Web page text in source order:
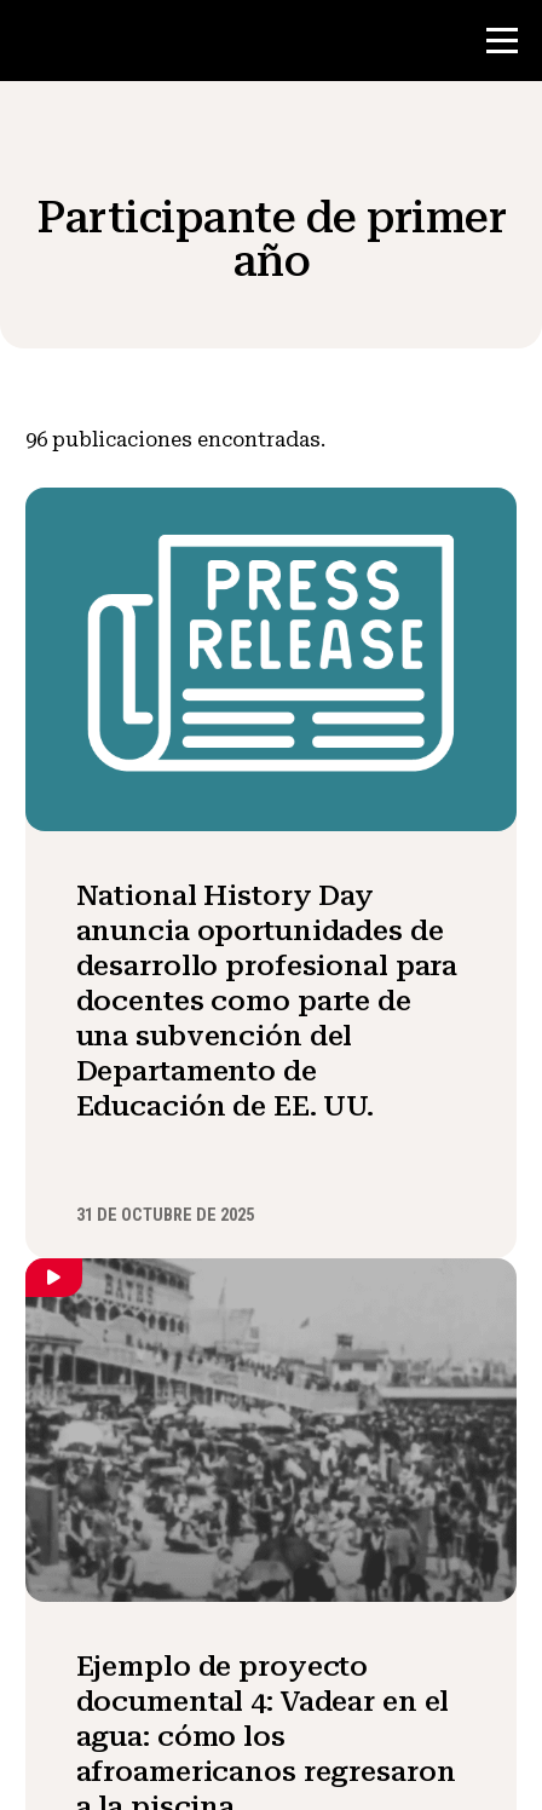
Recursos para maestros
Involucrarse
Participante de primer
año
96 publicaciones encontradas.
National History Day
anuncia oportunidades de
desarrollo profesional para
docentes como parte de
una subvención del
Departamento de
Educación de EE. UU.
31 DE OCTUBRE DE 2025
Ejemplo de proyecto
documental 4: Vadear en el
agua: cómo los
afroamericanos regresaron